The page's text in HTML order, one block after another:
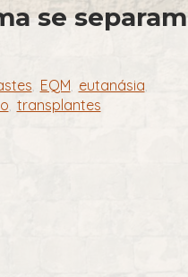
se separam
EQM eutanásia
transplantes